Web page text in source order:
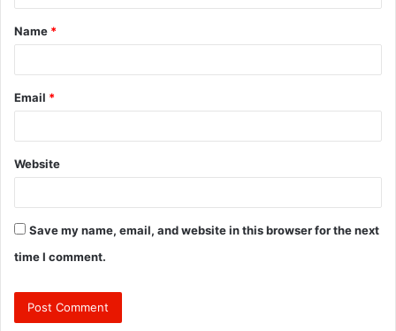
t
*
Name *
Email *
Website
Save my name, email, and website in this browser for the next
time I comment.